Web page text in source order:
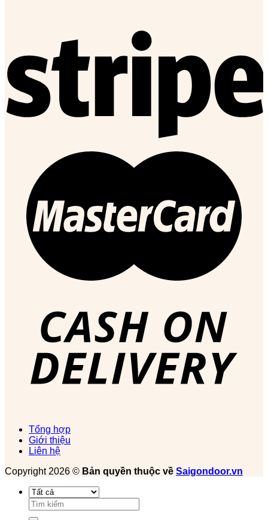
Tổng hợp
Giới thiệu
Liên hệ
Copyright 2026 © Bản quyền thuộc về Saigondoor.vn
Tìm
kiếm: